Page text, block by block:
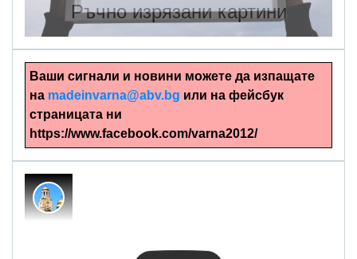
Ръчно изрязани картини
Ваши сигнали и новини можете да изпащате
на madeinvarna@abv.bg или на фейсбук
страницата ни
https://www.facebook.com/varna2012/